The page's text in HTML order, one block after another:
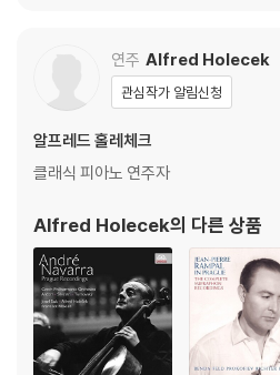
연주 Alfred Holecek
관심작가 알림신청
알프레드 홀레체크
클래식 피아노 연주자
Alfred Holecek의 다른 상품